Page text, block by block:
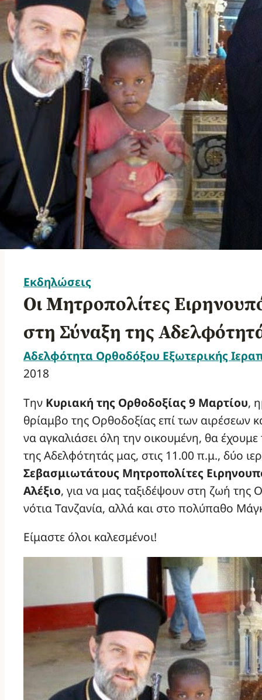
Εκδηλώσεις
Οι Μητροπολίτες
στη Σύναξη της
Αδελφότητα Ορθοδόξου Εξωτερικής
2018
Την Κυριακή της Ορθοδοξίας 9 Μαρτίου,
θρίαμβο της Ορθοδοξίας επί των αιρέσεων
να αγκαλιάσει όλη την οικουμένη, θα
της Αδελφότητάς μας, στις 11.00 π.μ., δύο
Σεβασμιωτάτους Μητροπολίτες
Αλέξιο, για να μας ταξιδέψουν στη ζωή της
νότια Τανζανία, αλλά και στο πολύπαθο
Είμαστε όλοι καλεσμένοι!